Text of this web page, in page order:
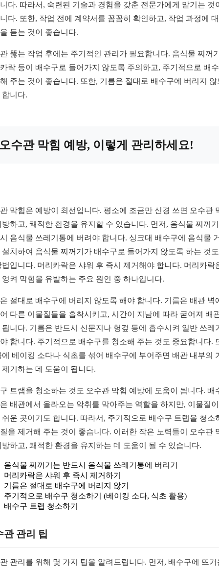
다. 따라서, 숙련된 기술과 경험을 갖춘 전문가에게 맡기는 것
다. 또한, 작업 전에 계약서를 꼼꼼히 확인하고, 작업 과정에
듣는 것이 좋습니다.
뚫는 작업 후에는 주기적인 관리가 필요합니다. 음식물 찌꺼
락 등이 배수구로 들어가지 않도록 주의하고, 주기적으로 배
주는 것이 좋습니다. 또한, 기름은 절대로 배수구에 버리지 않
합니다.
수관 막힘 예방, 이렇게 관리하세요!
막힘은 예방이 최선입니다. 평소에 조금만 신경 쓰면 오수관
방하고, 쾌적한 환경을 유지할 수 있습니다. 먼저, 음식물 찌꺼
음식물 쓰레기통에 버려야 합니다. 싱크대 배수구에 음식물
설치하여 음식물 찌꺼기가 배수구로 들어가지 않도록 하는 것
법입니다. 머리카락은 샤워 후 즉시 제거해야 합니다. 머리카락
엉켜 막힘을 유발하는 주요 원인 중 하나입니다.
절대로 배수구에 버리지 않도록 해야 합니다. 기름은 배관 벽
다른 이물질들을 흡착시키고, 시간이 지남에 따라 굳어져 배
됩니다. 기름은 반드시 신문지나 헝겊 등에 흡수시켜 일반 쓰레
합니다. 주기적으로 배수구를 청소해 주는 것도 중요합니다.
에 베이킹 소다나 식초를 섞어 배수구에 부어주면 배관 내부의
제거하는 데 도움이 됩니다.
트랩을 청소하는 것도 오수관 막힘 예방에 도움이 됩니다. 배
배관에서 올라오는 악취를 막아주는 역할을 하지만, 이물질
쉬운 곳이기도 합니다. 따라서, 주기적으로 배수구 트랩을 청소
을 제거해 주는 것이 좋습니다. 이러한 작은 노력들이 오수관
방하고, 쾌적한 환경을 유지하는 데 도움이 될 수 있습니다.
음식물 찌꺼기는 반드시 음식물 쓰레기통에 버리기
머리카락은 샤워 후 즉시 제거하기
기름은 절대로 배수구에 버리지 않기
주기적으로 배수구 청소하기 (베이킹 소다, 식초 활용)
배수구 트랩 청소하기
관 관리 팁
관리를 위해 몇 가지 팁을 알려드립니다. 먼저, 배수구에 뜨거